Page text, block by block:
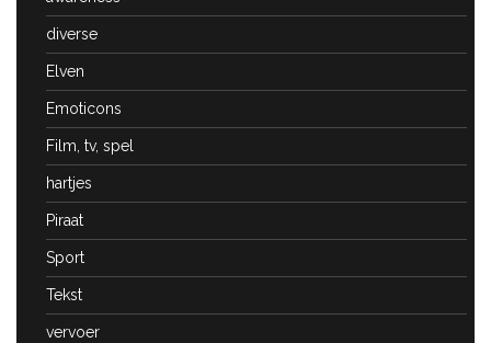
diverse
Elven
Emoticons
Film, tv, spel
hartjes
Piraat
Sport
Tekst
vervoer